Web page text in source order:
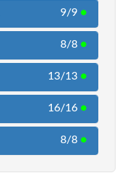
9/9 ●
8/8 ●
13/13 ●
16/16 ●
8/8 ●